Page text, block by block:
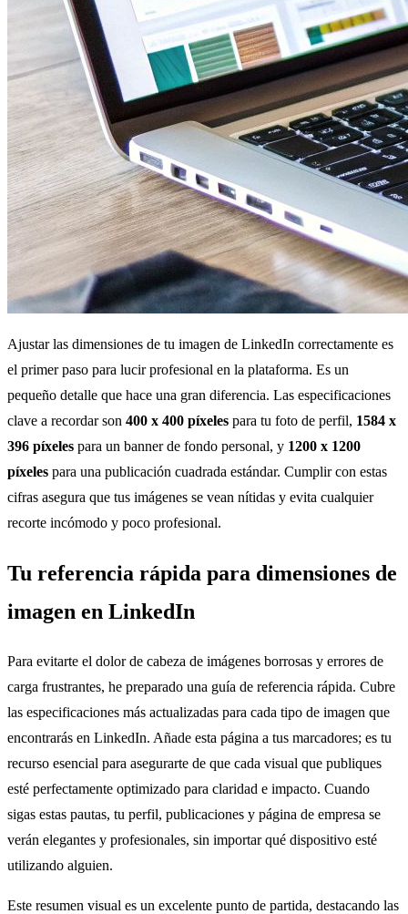
Ajustar las dimensiones de tu imagen de LinkedIn correctamente es
el primer paso para lucir profesional en la plataforma. Es un
pequeño detalle que hace una gran diferencia. Las especificaciones
clave a recordar son 400 x 400 píxeles para tu foto de perfil, 1584 x
396 píxeles para un banner de fondo personal, y 1200 x 1200
píxeles para una publicación cuadrada estándar. Cumplir con estas
cifras asegura que tus imágenes se vean nítidas y evita cualquier
recorte incómodo y poco profesional.
Tu referencia rápida para dimensiones de
imagen en LinkedIn
Para evitarte el dolor de cabeza de imágenes borrosas y errores de
carga frustrantes, he preparado una guía de referencia rápida. Cubre
las especificaciones más actualizadas para cada tipo de imagen que
encontrarás en LinkedIn. Añade esta página a tus marcadores; es tu
recurso esencial para asegurarte de que cada visual que publiques
esté perfectamente optimizado para claridad e impacto. Cuando
sigas estas pautas, tu perfil, publicaciones y página de empresa se
verán elegantes y profesionales, sin importar qué dispositivo esté
utilizando alguien.
Este resumen visual es un excelente punto de partida, destacando las